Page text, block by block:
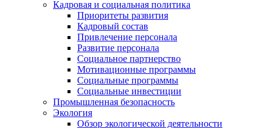
Кадровая и социальная политика
Приоритеты развития
Кадровый состав
Привлечение персонала
Развитие персонала
Социальное партнерство
Мотивационные программы
Социальные программы
Социальные инвестиции
Промышленная безопасность
Экология
Обзор экологической деятельности